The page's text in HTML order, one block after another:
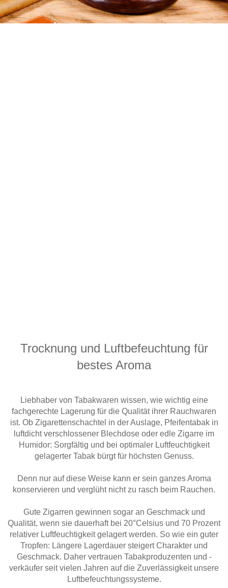
Trocknung und Luftbefeuchtung für
bestes Aroma
Liebhaber von Tabakwaren wissen, wie wichtig eine
fachgerechte Lagerung für die Qualität ihrer Rauchwaren
ist. Ob Zigarettenschachtel in der Auslage, Pfeifentabak in
luftdicht verschlossener Blechdose oder edle Zigarre im
Humidor: Sorgfältig und bei optimaler Luftfeuchtigkeit
gelagerter Tabak bürgt für höchsten Genuss.
Denn nur auf diese Weise kann er sein ganzes Aroma
konservieren und verglüht nicht zu rasch beim Rauchen.
Gute Zigarren gewinnen sogar an Geschmack und
Qualität, wenn sie dauerhaft bei 20°Celsius und 70 Prozent
relativer Luftfeuchtigkeit gelagert werden. So wie ein guter
Tropfen: Längere Lagerdauer steigert Charakter und
Geschmack. Daher vertrauen Tabakproduzenten und -
verkäufer seit vielen Jahren auf die Zuverlässigkeit unsere
Luftbefeuchtungssysteme.